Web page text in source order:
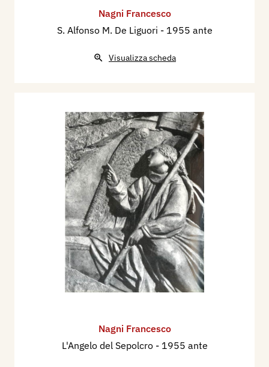
Nagni Francesco
S. Alfonso M. De Liguori - 1955 ante
Visualizza scheda
Nagni Francesco
L'Angelo del Sepolcro - 1955 ante